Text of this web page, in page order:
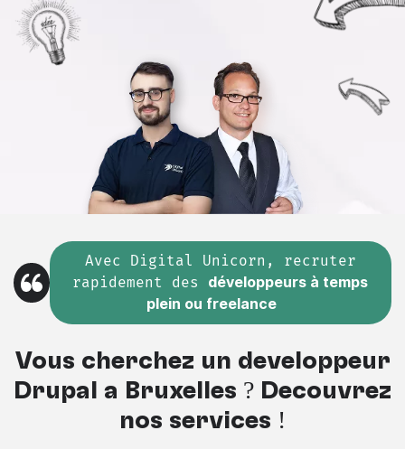
Avec Digital Unicorn, recruter
rapidement des développeurs à temps
plein ou freelance
Vous cherchez un développeur
Drupal à Bruxelles ? Découvrez
nos services !